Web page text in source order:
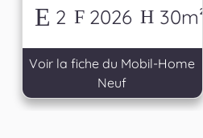
2 2026 30m²
Voir la fiche du Mobil-Home
Neuf